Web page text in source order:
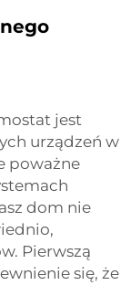
jest
urządzeń w
poważne
dom nie
Pierwszą
się, że